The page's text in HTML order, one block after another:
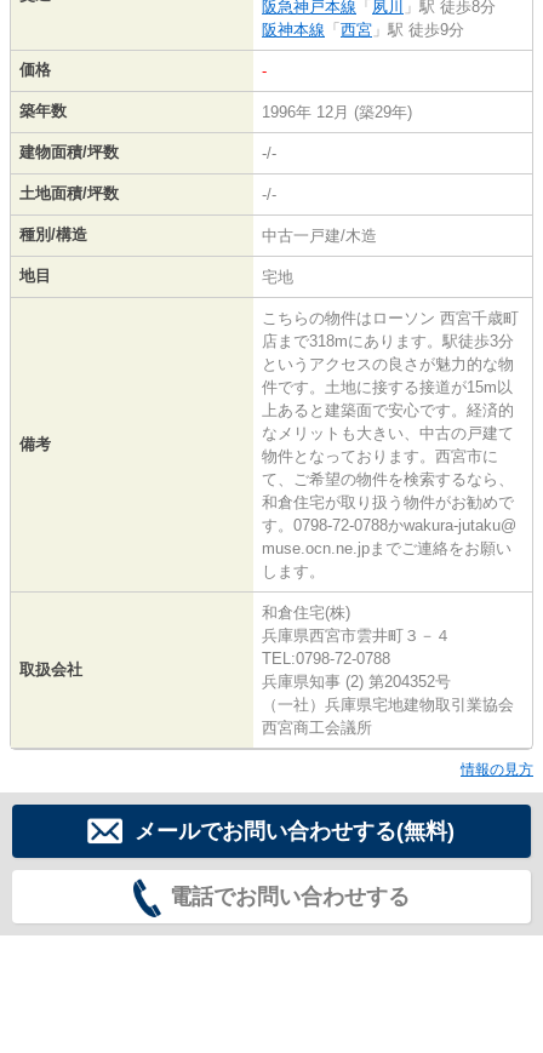
阪急神戸本線 「 夙川 」駅 徒歩8分
阪神本線 「 西宮 」駅 徒歩9分
価格 -
築年数 1996年 12月 (築29年)
建物面積/坪数 -/-
土地面積/坪数 -/-
種別/構造 中古一戸建/木造
地目 宅地
備考
こちらの物件はローソン 西宮千歳町
店まで318mにあります。駅徒歩3分
というアクセスの良さが魅力的な物
件です。土地に接する接道が15m以
上あると建築面で安心です。経済的
なメリットも大きい、中古の戸建て
物件となっております。西宮市に
て、ご希望の物件を検索するなら、
和倉住宅が取り扱う物件がお勧めで
す。0798-72-0788かwakura-jutaku@
muse.ocn.ne.jpまでご連絡をお願い
します。
取扱会社
和倉住宅(株)
兵庫県西宮市雲井町３－４
TEL:0798-72-0788
兵庫県知事 (2) 第204352号
（一社）兵庫県宅地建物取引業協会
西宮商工会議所
情報の見方
メールでお問い合わせする(無料)
電話でお問い合わせする